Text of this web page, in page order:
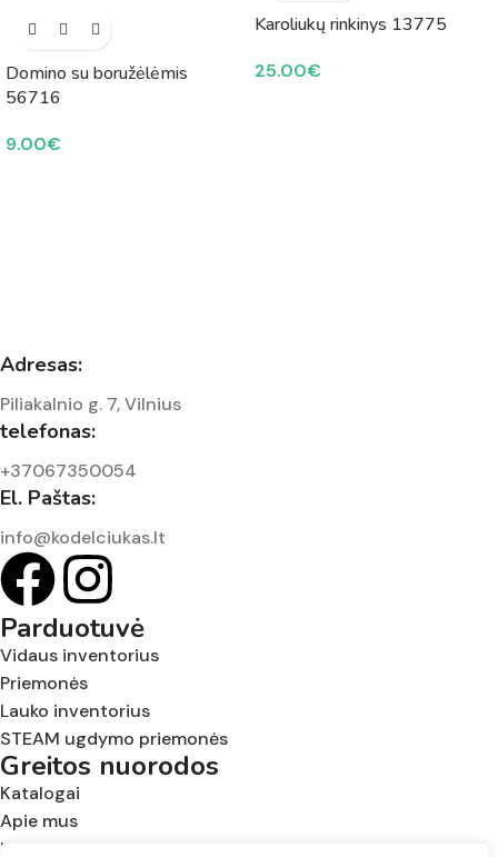
Domino su boružėlėmis
56716
9.00€
Karoliukų rinkinys 13775
25.00€
Adresas:
Piliakalnio g. 7, Vilnius
telefonas:
+37067350054
El. Paštas:
info@kodelciukas.lt
Parduotuvė
Vidaus inventorius
Priemonės
Lauko inventorius
STEAM ugdymo priemonės
Greitos nuorodos
Katalogai
Apie mus
Kontaktai